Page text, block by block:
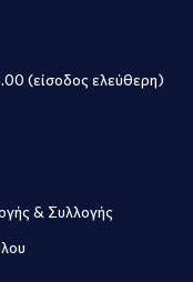
(είσοδος ελεύθερη)
& Συλλογής